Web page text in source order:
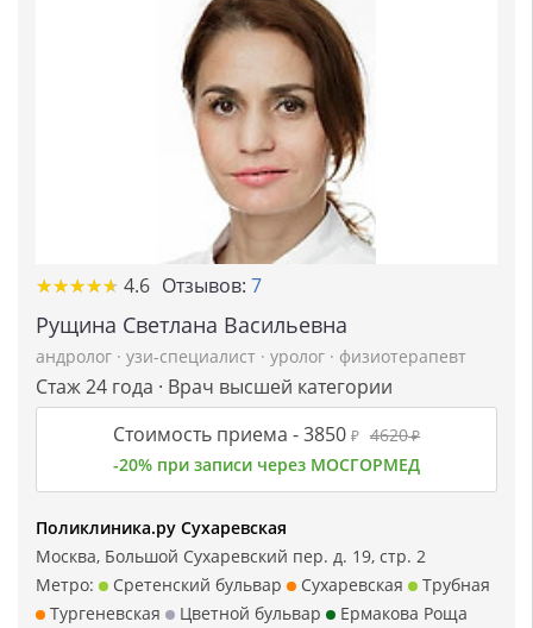
★★★★★
★★★★★ 4.6 Отзывов: 7
Рущина Светлана Васильевна
андролог · узи-специалист · уролог · физиотерапевт
Стаж 24 года · Врач высшей категории
Стоимость приема -3850 ₽ 4620₽
-20% при записи через МОСГОРМЕД
Поликлиника.ру Сухаревская
Москва, Большой Сухаревский пер. д. 19, стр. 2
Метро:
Сретенский бульвар Сухаревская
Трубная
Тургеневская
Цветной бульвар
Ермакова Роща